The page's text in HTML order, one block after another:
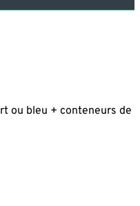
ou bleu + conteneurs de